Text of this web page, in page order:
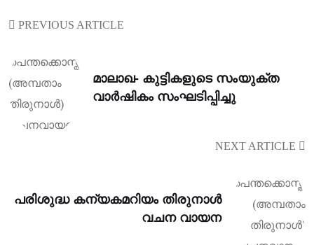
PREVIOUS ARTICLE
മാലാഖ- കുട്ടികളുടെ സംയുക്ത
വാർഷികം സംഘടിപ്പിച്ചു
NEXT ARTICLE
പരിശുദ്ധ കന്യകമറിയം തിരുനാൾ
വചന വായന